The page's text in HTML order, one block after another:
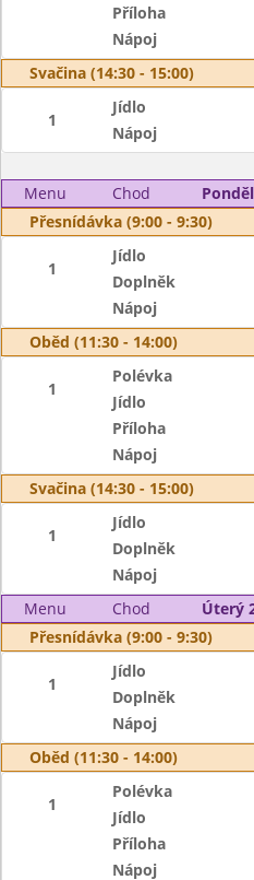
Příloha
Nápoj
Svačina (14:30 - 15:00)
1
Jídlo
Nápoj
Menu Chod
Přesnídávka (9:00 - 9:30)
1
Jídlo
Doplněk
Nápoj
Oběd (11:30 - 14:00)
1
Polévka
Jídlo
Příloha
Nápoj
Svačina (14:30 - 15:00)
1
Jídlo
Doplněk
Nápoj
Menu
Chod
Úterý
Přesnídávka (9:00 - 9:30)
1
Jídlo
Doplněk
Nápoj
Oběd (11:30 - 14:00)
1
Polévka
Jídlo
Příloha
Nápoj